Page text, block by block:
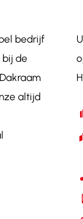
bedrijf
de
altijd